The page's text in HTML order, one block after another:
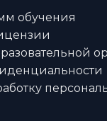
обучения